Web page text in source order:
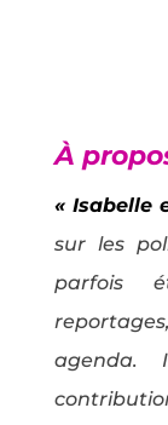
À
« Isabelle
sur les
parfois
agenda.